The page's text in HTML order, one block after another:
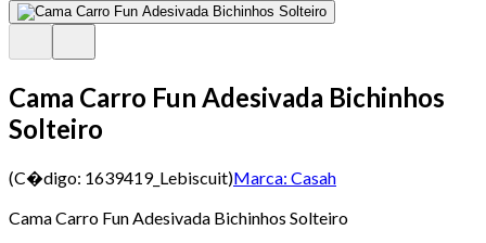
Cama Carro Fun Adesivada Bichinhos
Solteiro
(C�digo: 1639419_Lebiscuit)Marca: Casah
Cama Carro Fun Adesivada Bichinhos Solteiro